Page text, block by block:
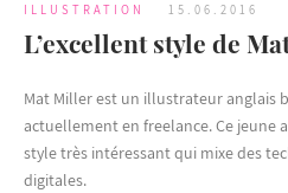
ILLUSTRATION 15.06.2016
L’excellent style de
Mat Miller est un illustrateur anglais
actuellement en freelance. Ce jeune
style très intéressant qui mixe des
digitales.